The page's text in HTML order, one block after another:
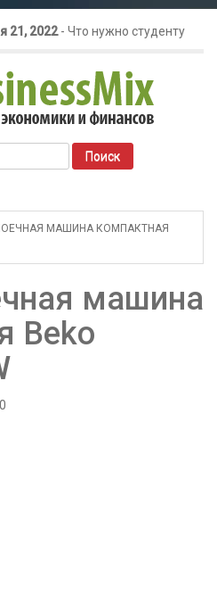
21, 2022- Что нужно студенту
открытия бизнеса?
26, 2022-Телефония для
лучшие инструменты для
защитить свой бизнес?
МАШИНА КОМПАКТНАЯ
машина
Beko